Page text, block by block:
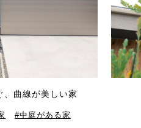
、曲線が美しい家
中庭がある家